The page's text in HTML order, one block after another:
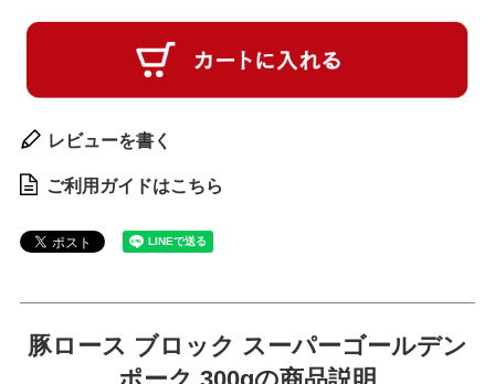
レビューを書く
ご利用ガイドはこちら
豚ロース ブロック スーパーゴールデン